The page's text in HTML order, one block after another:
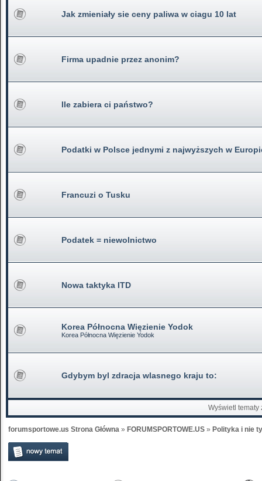
Jak zmieniały sie ceny paliwa w ciagu 10 lat
Firma upadnie przez anonim?
Ile zabiera ci państwo?
Podatki w Polsce jednymi z najwyższych w
Francuzi o Tusku
Podatek = niewolnictwo
Nowa taktyka ITD
Korea Północna Więzienie Yodok
Korea Północna Więzienie Yodok
Gdybym byl zdracja wlasnego kraju to:
Wyświetl tematy
forumsportowe.us Strona Główna » FORUMSPORTOWE.US » Polityka i nie